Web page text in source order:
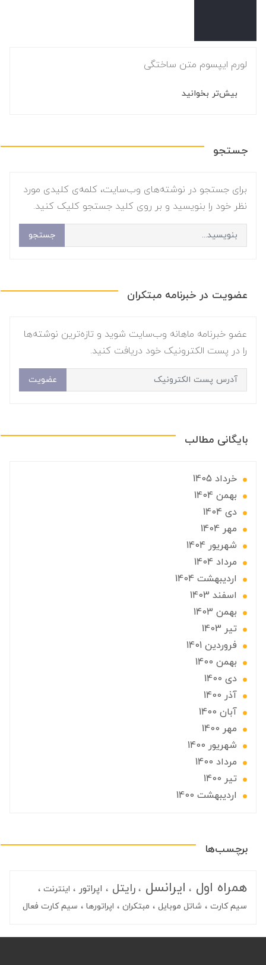
لورم ایپسوم متن ساختگی
بیش‌تر بخوانید
جستجو
برای جستجو در نوشته‌های وب‌سایت، کلمه‌ی کلیدی مورد
نظر خود را بنویسید و بر روی کلید جستجو کلیک کنید.
جستجو
عضویت در خبرنامه مبتکران
عضو خبرنامه ماهانه وب‌سایت شوید و تازه‌ترین نوشته‌ها
را در پست الکترونیک خود دریافت کنید.
عضویت
بایگانی مطالب
خرداد 1405
بهمن 1404
دی 1404
مهر 1404
شهریور 1404
مرداد 1404
ارديبهشت 1404
اسفند 1403
بهمن 1403
تير 1403
فروردین 1401
بهمن 1400
دی 1400
آذر 1400
آبان 1400
مهر 1400
شهریور 1400
مرداد 1400
تير 1400
ارديبهشت 1400
برچسب‌ها
همراه اول ایرانسل رایتل اپراتور
اینترنت
سیم کارت
شاتل موبایل مبتکران اپراتورها سیم کارت فعال